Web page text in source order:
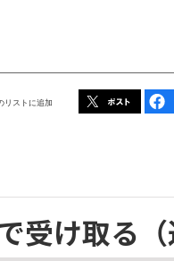
リストに追加
受け取る